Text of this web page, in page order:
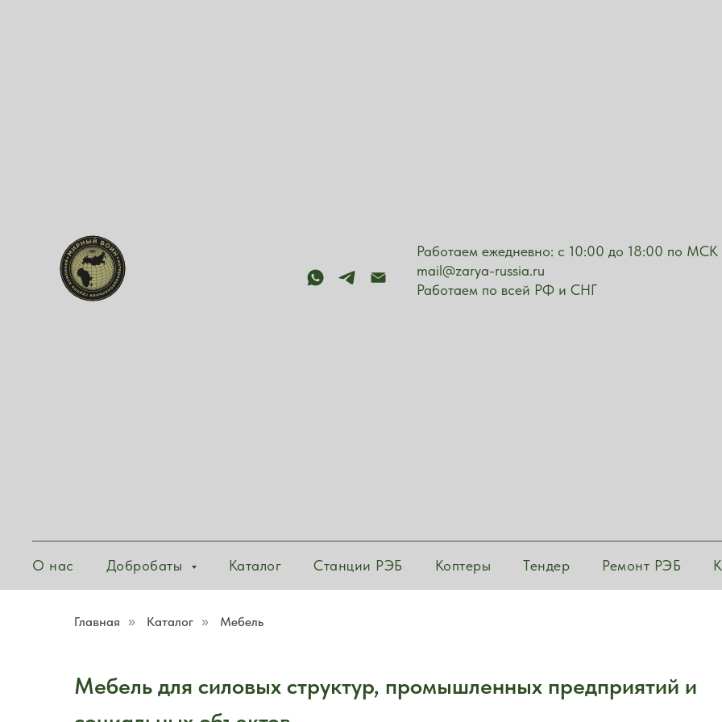
Работаем ежедневно: с 10:00 до 18:00 по МСК
mail@zarya-russia.ru
Работаем по всей РФ и СНГ
О нас Добробаты Каталог Станции РЭБ Коптеры Тендер Ремонт РЭБ
Главная » Каталог » Мебель
Мебель для силовых структур, промышленных предприятий и